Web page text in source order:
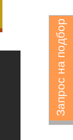
Запрос на подбор